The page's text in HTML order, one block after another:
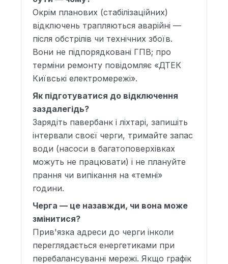
Окрім планових (стабілізаційних)
відключень трапляються аварійні —
після обстрілів чи технічних збоїв.
Вони не підпорядковані ГПВ; про
терміни ремонту повідомляє «ДТЕК
Київські електромережі».
Як підготуватися до відключення
заздалегідь?
Зарядіть павербанк і ліхтарі, запишіть
інтервали своєї черги, тримайте запас
води (насоси в багатоповерхівках
можуть не працювати) і не плануйте
прання чи випікання на «темні»
години.
Черга — це назавжди, чи вона може
змінитися?
Прив'язка адреси до черги інколи
переглядається енергетиками при
перебалансуванні мережі. Якщо графік